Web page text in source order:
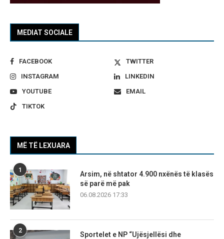
MEDIAT SOCIALE
FACEBOOK
TWITTER
INSTAGRAM
LINKEDIN
YOUTUBE
EMAIL
TIKTOK
MË TË LEXUARA
1
Arsim, në shtator 4.900 nxënës të klasës
së parë më pak
06.08.2026 17:33
2
Sportelet e NP “Ujësjellësi dhe